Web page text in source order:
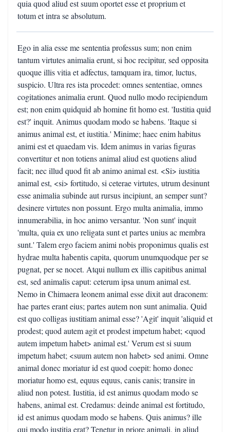
quia quod aliud est suum oportet esse et proprium et
totum et intra se absolutum.
Ego in alia esse me sententia professus sum; non enim
tantum virtutes animalia erunt, si hoc recipitur, sed opposita
quoque illis vitia et adfectus, tamquam ira, timor, luctus,
suspicio. Ultra res ista procedet: omnes sententiae, omnes
cogitationes animalia erunt. Quod nullo modo recipiendum
est; non enim quidquid ab homine fit homo est. 'Iustitia quid
est?' inquit. Animus quodam modo se habens. 'Itaque si
animus animal est, et iustitia.' Minime; haec enim habitus
animi est et quaedam vis. Idem animus in varias figuras
convertitur et non totiens animal aliud est quotiens aliud
facit; nec illud quod fit ab animo animal est. <Si> iustitia
animal est, <si> fortitudo, si ceterae virtutes, utrum desinunt
esse animalia subinde aut rursus incipiunt, an semper sunt?
desinere virtutes non possunt. Ergo multa animalia, immo
innumerabilia, in hoc animo versantur. 'Non sunt' inquit
'multa, quia ex uno religata sunt et partes unius ac membra
sunt.' Talem ergo faciem animi nobis proponimus qualis est
hydrae multa habentis capita, quorum unumquodque per se
pugnat, per se nocet. Atqui nullum ex illis capitibus animal
est, sed animalis caput: ceterum ipsa unum animal est.
Nemo in Chimaera leonem animal esse dixit aut draconem:
hae partes erant eius; partes autem non sunt animalia. Quid
est quo colligas iustitiam animal esse? 'Agit' inquit 'aliquid et
prodest; quod autem agit et prodest impetum habet; <quod
autem impetum habet> animal est.' Verum est si suum
impetum habet; <suum autem non habet> sed animi. Omne
animal donec moriatur id est quod coepit: homo donec
moriatur homo est, equus equus, canis canis; transire in
aliud non potest. Iustitia, id est animus quodam modo se
habens, animal est. Credamus: deinde animal est fortitudo,
id est animus quodam modo se habens. Quis animus? ille
qui modo iustitia erat? Tenetur in priore animali, in aliud